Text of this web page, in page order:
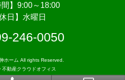
間】9:00～18:00
休日】水曜日
246-0050
ホーム All rights Reserved.
動産クラウドオフィス